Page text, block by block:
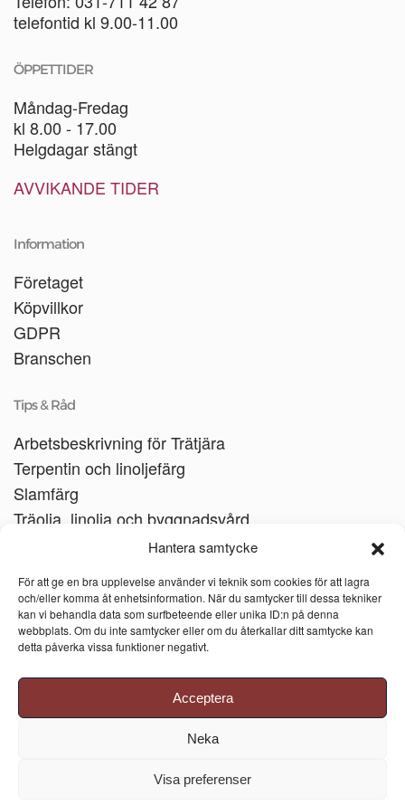
Hantera samtycke
För att ge en bra upplevelse använder vi teknik som cookies för att lagra
och/eller komma åt enhetsinformation. När du samtycker till dessa tekniker
kan vi behandla data som surfbeteende eller unika ID:n på denna
webbplats. Om du inte samtycker eller om du återkallar ditt samtycke kan
detta påverka vissa funktioner negativt.
Acceptera
Neka
Visa preferenser
telefontid kl 9.00-11.00
ÖPPETTIDER
Måndag-Fredag
kl 8.00 - 17.00
Helgdagar stängt
AVVIKANDE TIDER
Information
Företaget
Köpvillkor
GDPR
Branschen
Tips & Råd
Arbetsbeskrivning för Trätjära
Terpentin och linoljefärg
Slamfärg
Träolja, linolja och byggnadsvård